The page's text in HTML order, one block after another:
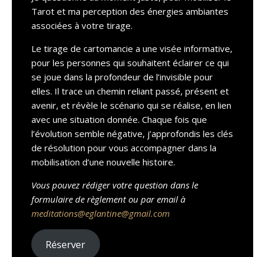
Tarot et ma perception des énergies ambiantes
associées à votre tirage.
Le tirage de cartomancie a une visée informative,
pour les personnes qui souhaitent éclairer ce qui
se joue dans la profondeur de l’invisible pour
elles. Il trace un chemin reliant passé, présent et
avenir, et révèle le scénario qui se réalise, en lien
avec une situation donnée. Chaque fois que
l’évolution semble négative, j’approfondis les clés
de résolution pour vous accompagner dans la
mobilisation d’une nouvelle histoire.
Vous pouvez rédiger votre question dans le
formulaire de règlement ou par email à
meditations@eglantine@gmail.com
Réserver